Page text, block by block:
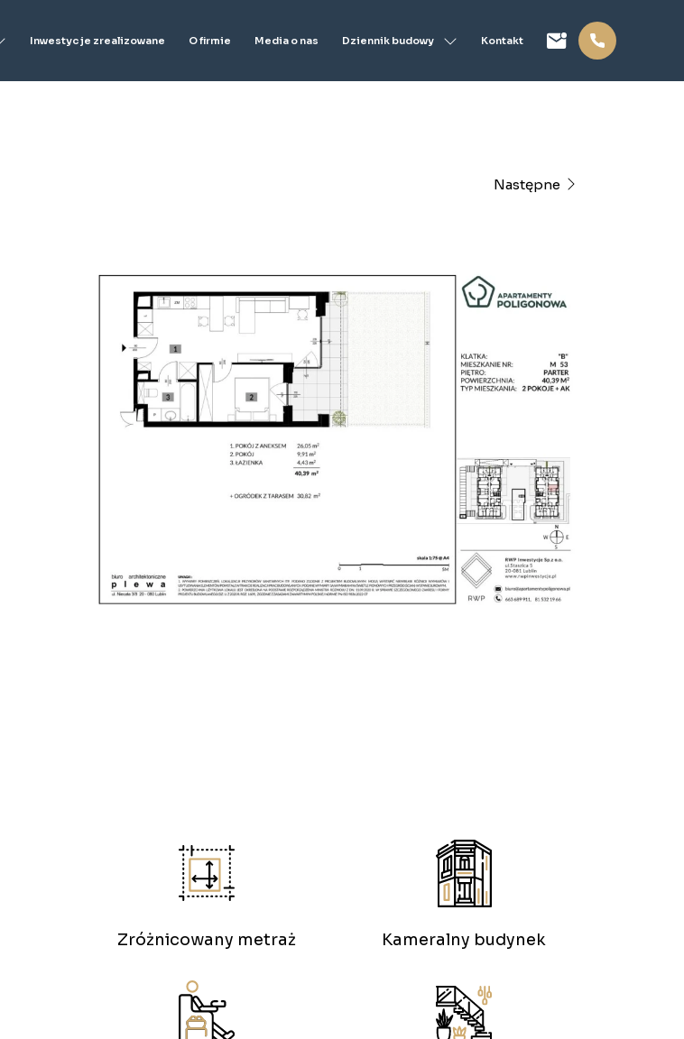
Inwestycje zrealizowane O firmie Media o nas Dziennik budowy Kontakt
Następne
Zróżnicowany metraż Kameralny budynek